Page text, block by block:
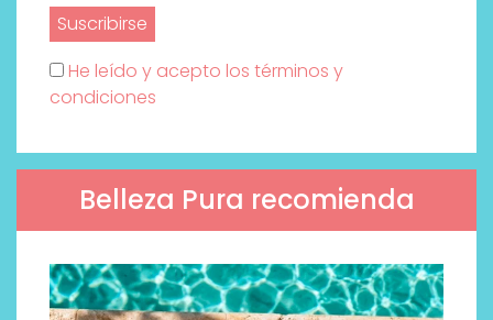
He leído y acepto los términos y
condiciones
Belleza Pura recomienda